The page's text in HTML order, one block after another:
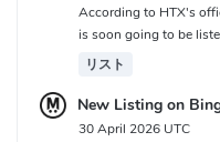
According to HTX's
is soon going to be
リスト
New Listing on
30 April 2026 UTC